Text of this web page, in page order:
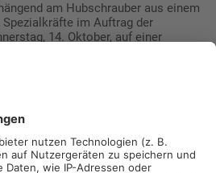
am Hubschrauber aus einem
im Auftrag der
14. Oktober, auf einer
dem Main im Landkreis
montiert. Um Unfälle zu
der Montagearbeiten kurzzeitig
passieren. Die sechs neuen
auf dem oberen Erdseil der
dienen der Schifffahrt bei
die Stromleitung. Die Kugeln haben
von rund 60 Zentimetern und